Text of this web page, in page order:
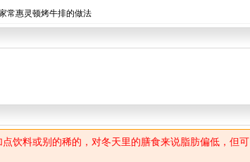
常惠灵顿烤牛排的做法
饮料或别的稀的，对冬天里的膳食来说脂肪偏低，但可